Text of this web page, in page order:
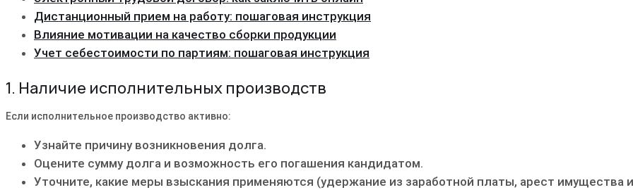
Дистанционный прием на работу: пошаговая инструкция
Влияние мотивации на качество сборки продукции
Учет себестоимости по партиям: пошаговая инструкция
1. Наличие исполнительных производств
Если исполнительное производство активно:
Узнайте причину возникновения долга.
Оцените сумму долга и возможность его погашения кандидатом.
Уточните, какие меры взыскания применяются (удержание из заработной платы, арест имущества и